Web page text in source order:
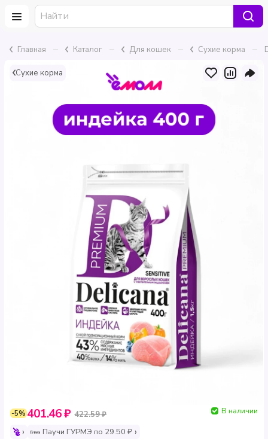
Главная – Каталог – Для кошек – Сухие корма –
Сухие корма
-5% 401.46 ₽ 422.59 ₽
В наличии
Паучи ГУРМЭ по 29.50 ₽